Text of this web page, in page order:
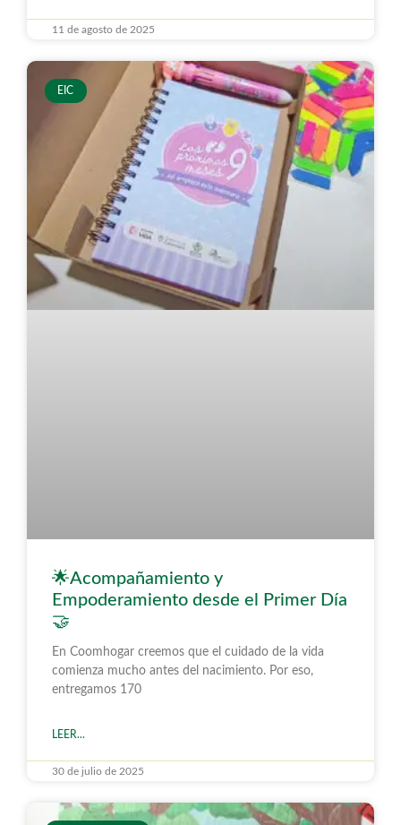
11 de agosto de 2025
EIC
🌟Acompañamiento y
Empoderamiento desde el Primer Día
🤝
En Coomhogar creemos que el cuidado de la vida
comienza mucho antes del nacimiento. Por eso,
entregamos 170
LEER...
30 de julio de 2025